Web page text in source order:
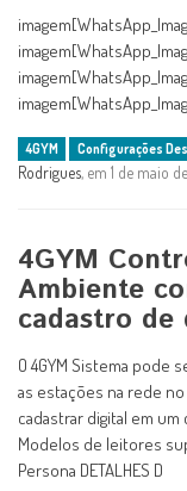
4GYM Configurações
Rodrigues, em 1 de maio
4GYM
Ambiente
cadastro
O 4GYM Sistema pode
as estações na rede
cadastrar digital em
Modelos de leitores
Persona DETALHES D